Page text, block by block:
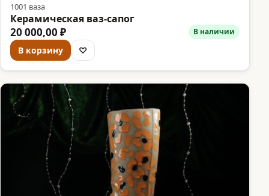
1001 ваза
Керамическая ваз-сапог
20 000,00 ₽ В наличии
В корзину ♡